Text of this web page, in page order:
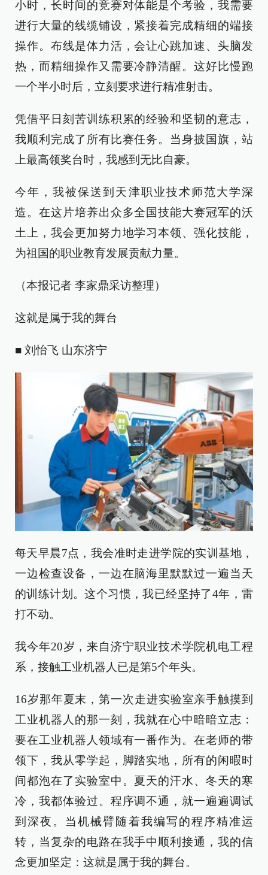
小时，长时间的竞赛对体能是个考验，我需要
进行大量的线缆铺设，紧接着完成精细的端接
操作。布线是体力活，会让心跳加速、头脑发
热，而精细操作又需要冷静清醒。这好比慢跑
一个半小时后，立刻要求进行精准射击。
凭借平日刻苦训练积累的经验和坚韧的意志，
我顺利完成了所有比赛任务。当身披国旗，站
上最高领奖台时，我感到无比自豪。
今年，我被保送到天津职业技术师范大学深
造。在这片培养出众多全国技能大赛冠军的沃
土上，我会更加努力地学习本领、强化技能，
为祖国的职业教育发展贡献力量。
（本报记者 李家鼎采访整理）
这就是属于我的舞台
■ 刘怡飞 山东济宁
每天早晨7点，我会准时走进学院的实训基地，
一边检查设备，一边在脑海里默默过一遍当天
的训练计划。这个习惯，我已经坚持了4年，雷
打不动。
我今年20岁，来自济宁职业技术学院机电工程
系，接触工业机器人已是第5个年头。
16岁那年夏末，第一次走进实验室亲手触摸到
工业机器人的那一刻，我就在心中暗暗立志：
要在工业机器人领域有一番作为。在老师的带
领下，我从零学起，脚踏实地，所有的闲暇时
间都泡在了实验室中。夏天的汗水、冬天的寒
冷，我都体验过。程序调不通，就一遍遍调试
到深夜。当机械臂随着我编写的程序精准运
转，当复杂的电路在我手中顺利接通，我的信
念更加坚定：这就是属于我的舞台。